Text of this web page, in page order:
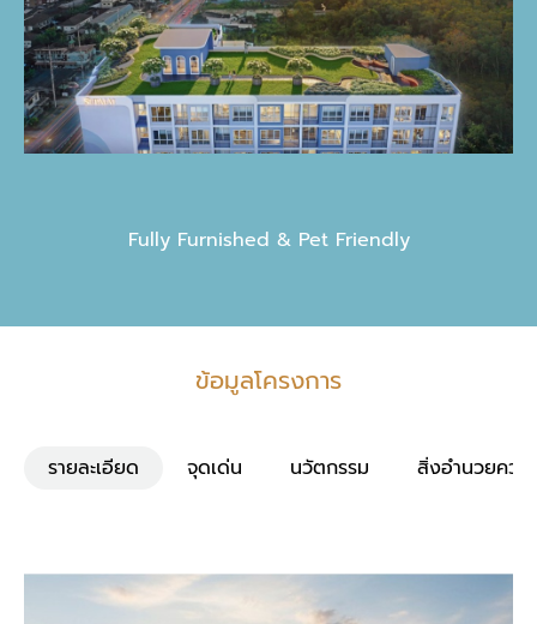
Fully Furnished & Pet Friendly
ข้อมูลโครงการ
รายละเอียด จุดเด่น นวัตกรรม สิ่งอำนวยควา